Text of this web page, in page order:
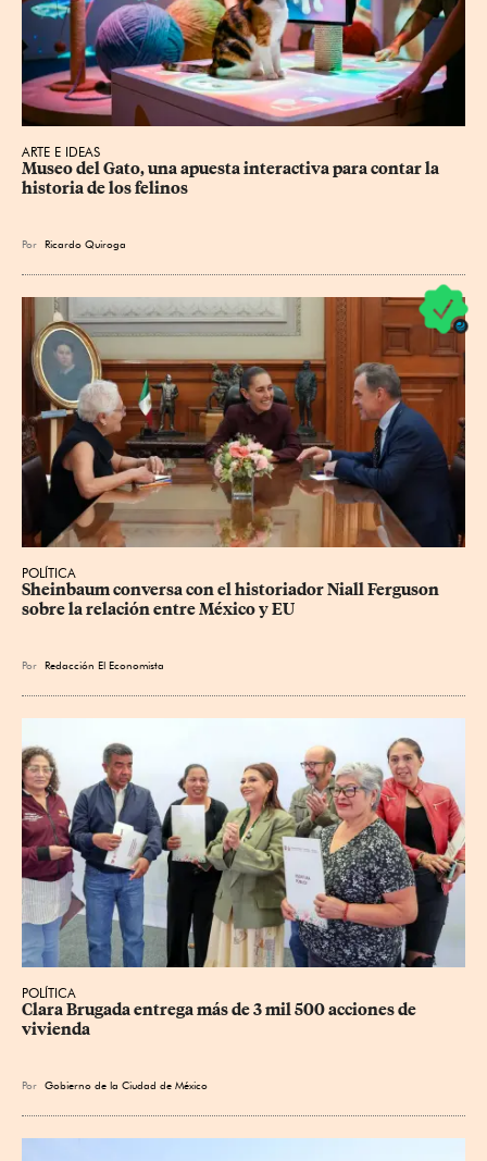
ARTE E IDEAS
Museo del Gato, una apuesta interactiva para contar la
historia de los felinos
Por Ricardo Quiroga
POLÍTICA
Sheinbaum conversa con el historiador Niall Ferguson
sobre la relación entre México y EU
Por Redacción El Economista
POLÍTICA
Clara Brugada entrega más de 3 mil 500 acciones de
vivienda
Por Gobierno de la Ciudad de México